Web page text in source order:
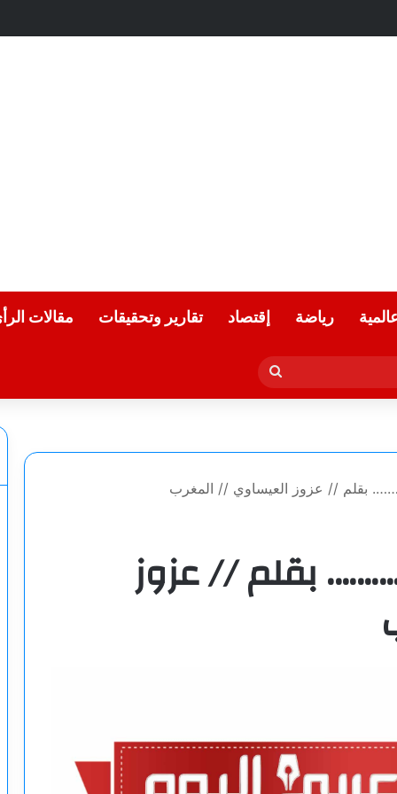
بقلم الشاعر التونسي: الحبيب المبروك الزيطاري
رياضة إقتصاد تقارير وتحقيقات مقالات
بحث
عن
بقلم // عزوز العيساوي // المغرب
بقلم // عزوز